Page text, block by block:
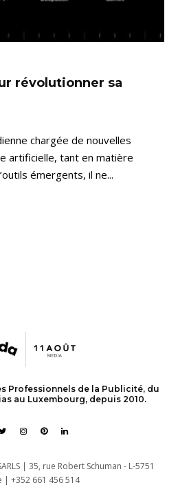
révolutionner sa
chargée de nouvelles
artificielle, tant en matière
émergents, il ne...
Professionnels de la Publicité, du
au Luxembourg, depuis 2010.
| 35, rue Robert Schuman - L-5751
| +352 661 456 514